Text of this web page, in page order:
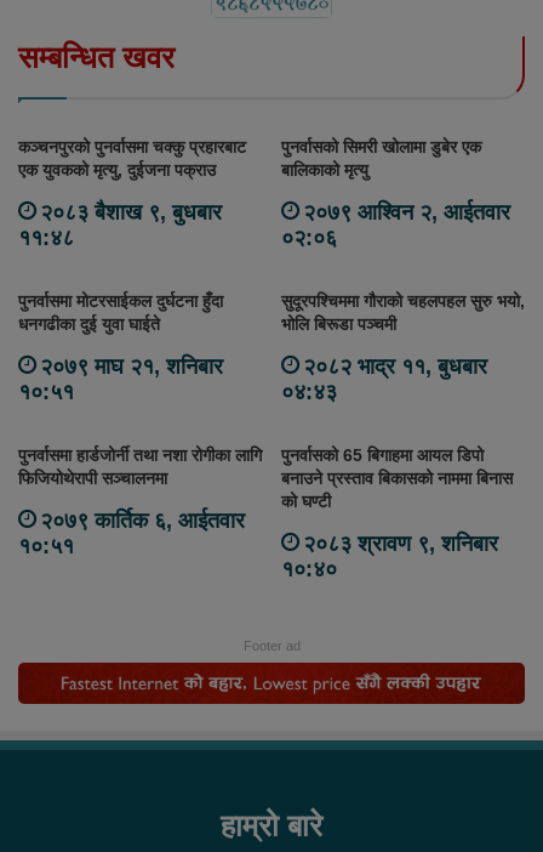
सम्बन्धित खवर
कञ्चनपुरको पुनर्वासमा चक्कु प्रहारबाट
एक युवकको मृत्यु, दुईजना पक्राउ
२०८३ बैशाख ९, बुधबार
११:४८
पुनर्वासको सिमरी खोलामा डुबेर एक
बालिकाको मृत्यु
२०७९ आश्विन २, आईतवार
०२:०६
पुनर्वासमा मोटरसाईकल दुर्घटना हुँदा
धनगढीका दुई युवा घाईते
२०७९ माघ २१, शनिबार
१०:५१
सुदूरपश्चिममा गौराको चहलपहल सुरु भयो,
भोलि बिरूडा पञ्चमी
२०८२ भाद्र ११, बुधबार
०४:४३
पुनर्वासमा हार्डजोर्नी तथा नशा रोगीका लागि
फिजियोथेरापी सञ्चालनमा
२०७९ कार्तिक ६, आईतवार
१०:५१
पुनर्वासको 65 बिगाहमा आयल डिपो
बनाउने प्रस्ताव बिकासको नाममा बिनास
को घण्टी
२०८३ श्रावण ९, शनिबार
१०:४०
Footer ad
हाम्रो बारे